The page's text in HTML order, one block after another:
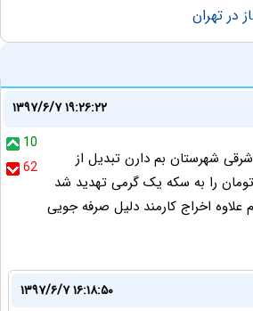
در تهران
۱۳۹۷/۶/۷ ۱۹:۲۶:۲۲
10
62
شهرستان بم دارن تبدیل از
اجاره‌ای ماهانه ۲۳۰۰۰۰ تومان را به سکه یک گرمی تهدید شد
اخراج کارمند دلیل صرفه جویی
۱۳۹۷/۶/۷ ۱۶:۱۸:۵۰